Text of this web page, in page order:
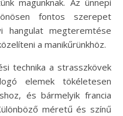
fontos szerepet
hangulat megteremtése
a manikűrünkhöz.
technika a strasszkövek
elemek tökéletesen
és bármelyik francia
méretű és színű